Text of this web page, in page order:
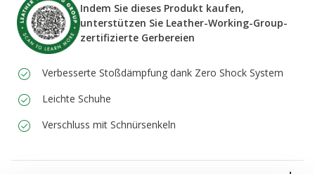
Indem Sie dieses Produkt kaufen,
unterstützen Sie Leather-Working-Group-
zertifizierte Gerbereien
Verbesserte Stoßdämpfung dank Zero Shock System
Leichte Schuhe
Verschluss mit Schnürsenkeln